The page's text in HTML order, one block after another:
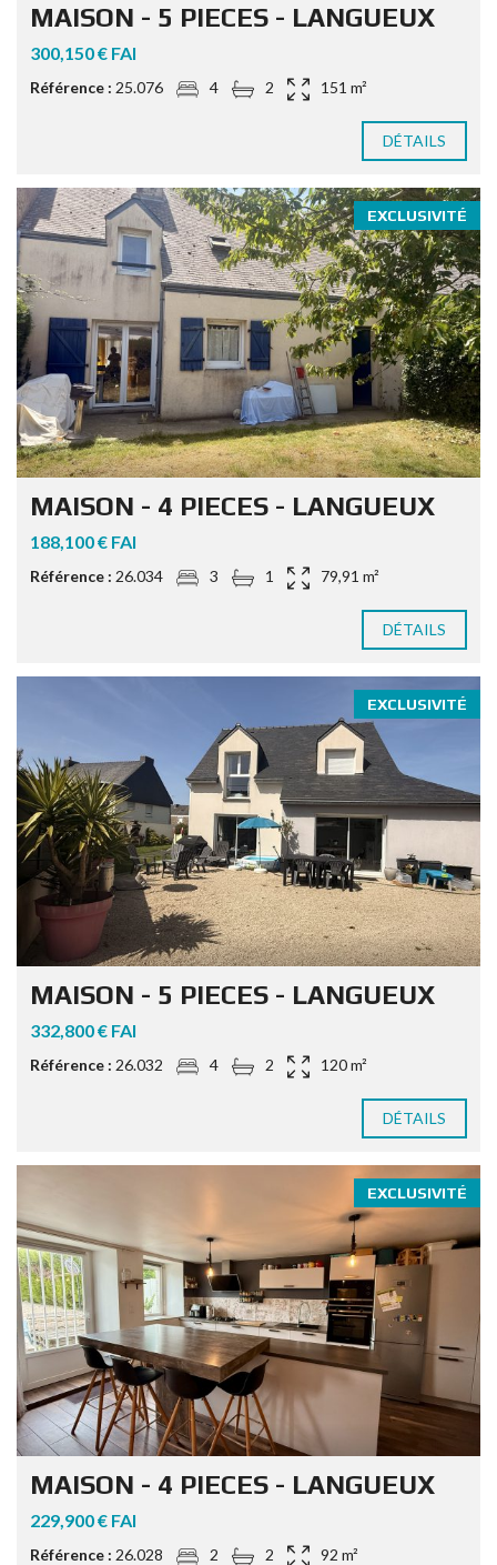
MAISON - 5 PIECES - LANGUEUX
300,150 € FAI
Référence : 25.076 4 2 151 m²
DÉTAILS
EXCLUSIVITÉ
MAISON - 4 PIECES - LANGUEUX
188,100 € FAI
Référence : 26.034 3 1 79,91 m²
DÉTAILS
EXCLUSIVITÉ
MAISON - 5 PIECES - LANGUEUX
332,800 € FAI
Référence : 26.032 4 2 120 m²
DÉTAILS
EXCLUSIVITÉ
MAISON - 4 PIECES - LANGUEUX
229,900 € FAI
Référence : 26.028 2 2 92 m²